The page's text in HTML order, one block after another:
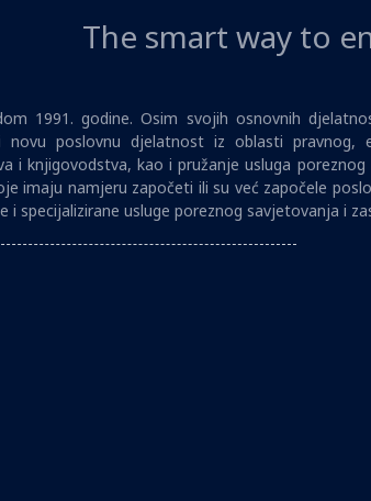
The smart way to
1991. godine. Osim svojih osnovnih
poslovnu djelatnost iz oblasti pravnog,
i knjigovodstva, kao i pružanje usluga
imaju namjeru započeti ili su već započele
specijalizirane usluge poreznog savjetovanja i